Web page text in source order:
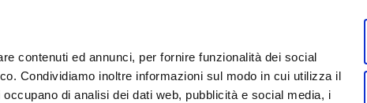
contenuti ed annunci, per fornire funzionalità dei social
Condividiamo inoltre informazioni sul modo in cui utilizza il
di analisi dei dati web, pubblicità e social media, i